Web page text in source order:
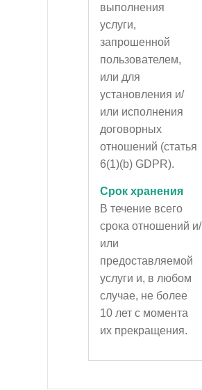
выполнения
услуги,
запрошенной
пользователем,
или для
установления и/
или исполнения
договорных
отношений (статья
6(1)(b) GDPR).
Срок хранения
В течение всего
срока отношений и/
или
предоставляемой
услуги и, в любом
случае, не более
10 лет с момента
их прекращения.